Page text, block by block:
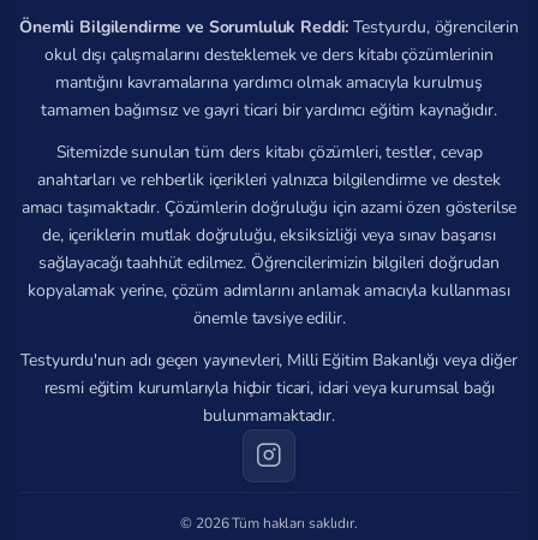
Önemli Bilgilendirme ve Sorumluluk Reddi: Testyurdu, öğrencilerin
okul dışı çalışmalarını desteklemek ve ders kitabı çözümlerinin
mantığını kavramalarına yardımcı olmak amacıyla kurulmuş
tamamen bağımsız ve gayri ticari bir yardımcı eğitim kaynağıdır.
Sitemizde sunulan tüm ders kitabı çözümleri, testler, cevap
anahtarları ve rehberlik içerikleri yalnızca bilgilendirme ve destek
amacı taşımaktadır. Çözümlerin doğruluğu için azami özen gösterilse
de, içeriklerin mutlak doğruluğu, eksiksizliği veya sınav başarısı
sağlayacağı taahhüt edilmez. Öğrencilerimizin bilgileri doğrudan
kopyalamak yerine, çözüm adımlarını anlamak amacıyla kullanması
önemle tavsiye edilir.
Testyurdu'nun adı geçen yayınevleri, Milli Eğitim Bakanlığı veya diğer
resmi eğitim kurumlarıyla hiçbir ticari, idari veya kurumsal bağı
bulunmamaktadır.
© 2026 Tüm hakları saklıdır.